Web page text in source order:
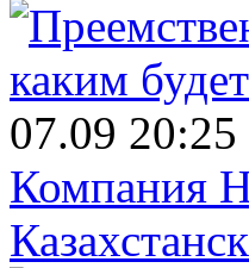
07.09 20:25
Компания